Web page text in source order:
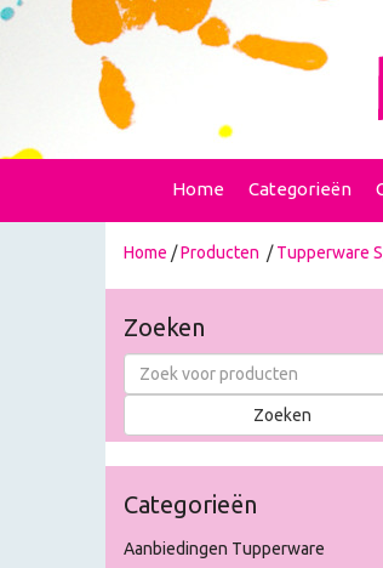
Home Categorieën
Home /Producten /Tupperware
Zoeken
Categorieën
Aanbiedingen Tupperware